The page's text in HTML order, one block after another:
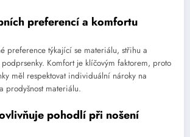
preferencí a komfortu
preference týkající se materiálu, střihu a
Komfort je klíčovým faktorem, proto
měl respektovat individuální nároky na
prodyšnost materiálu.
pohodlí při nošení